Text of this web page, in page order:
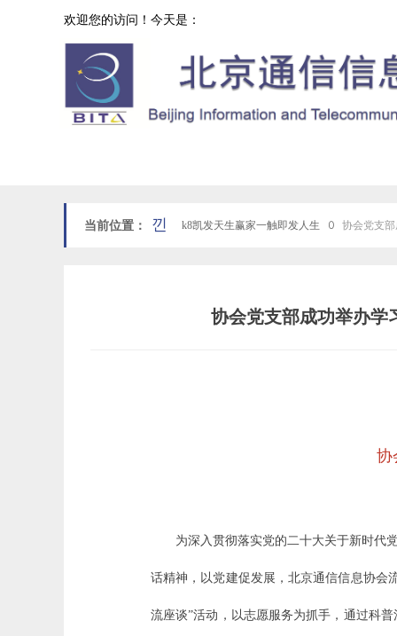
欢迎您的访问！今天是：
当前位置： k8凯发天生赢家一触即发人生 ꄲ 协会党支
낀
协会党支部成功举办学
协
为深入贯彻落实党的二十大关于新时代
话精神，以党建促发展，北京通信信息协会
流座谈”活动，以志愿服务为抓手，通过科